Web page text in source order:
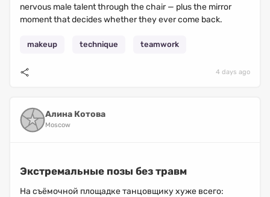
nervous male talent through the chair — plus the mirror
moment that decides whether they ever come back.
makeup technique teamwork
4 days ago
Алина Котова
Moscow
Экстремальные позы без травм
На съёмочной площадке танцовщику хуже всего: